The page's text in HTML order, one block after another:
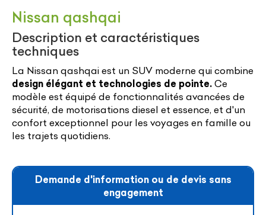
Nissan qashqai
Description et caractéristiques
techniques
La Nissan qashqai est un SUV moderne qui combine
design élégant et technologies de pointe. Ce
modèle est équipé de fonctionnalités avancées de
sécurité, de motorisations diesel et essence, et d'un
confort exceptionnel pour les voyages en famille ou
les trajets quotidiens.
Demande d'information ou de devis sans
engagement